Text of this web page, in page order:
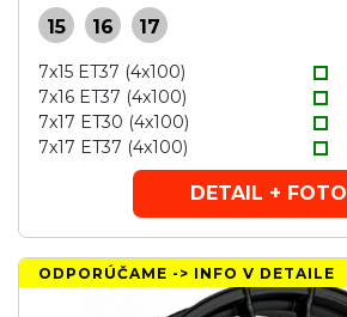
15 16 17
7x15 ET37 (4x100)
7x16 ET37 (4x100)
7x17 ET30 (4x100)
7x17 ET37 (4x100)
DETAIL + FOTO
ODPORÚČAME -> INFO V DETAILE